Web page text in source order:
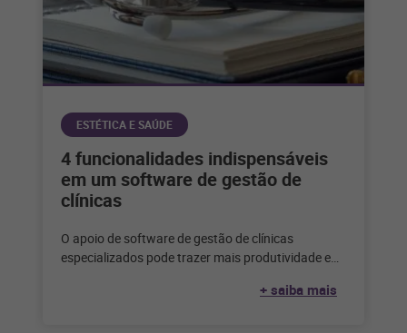
ESTÉTICA E SAÚDE
4 funcionalidades indispensáveis
em um software de gestão de
clínicas
O apoio de software de gestão de clínicas
especializados pode trazer mais produtividade e
+ saiba mais